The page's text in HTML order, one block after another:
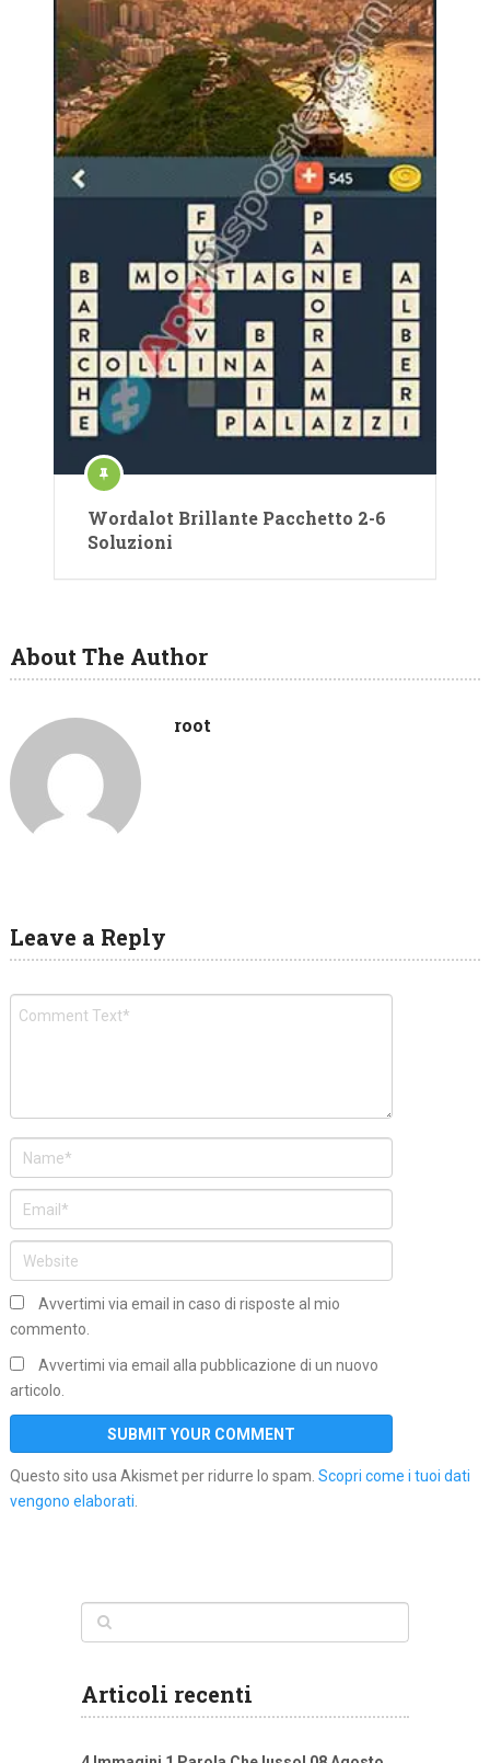
Wordalot Brillante Pacchetto 2-6
Soluzioni
About The Author
root
Leave a Reply
Avvertimi via email in caso di risposte al mio
commento.
Avvertimi via email alla pubblicazione di un nuovo
articolo.
Questo sito usa Akismet per ridurre lo spam. Scopri come i tuoi dati
vengono elaborati
Articoli recenti